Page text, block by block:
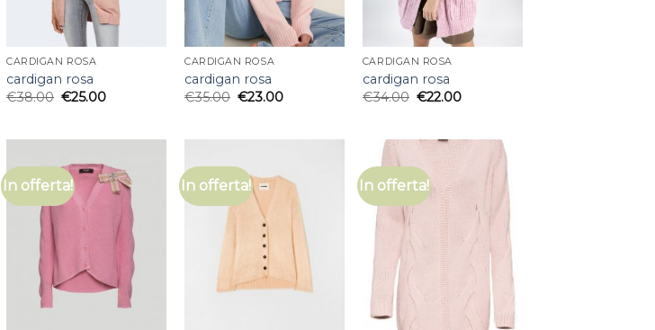
CARDIGAN ROSA
cardigan rosa
€38.00 €25.00
CARDIGAN ROSA
cardigan rosa
€35.00 €23.00
CARDIGAN ROSA
cardigan rosa
€34.00 €22.00
In offerta! In offerta! In offerta!